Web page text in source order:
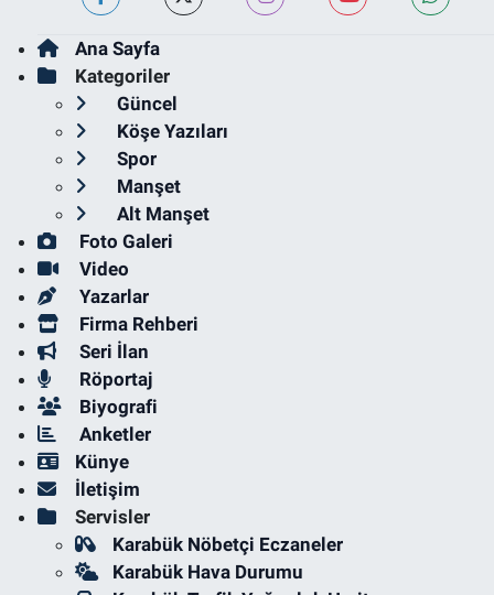
Ana Sayfa
Kategoriler
Güncel
Köşe Yazıları
Spor
Manşet
Alt Manşet
Foto Galeri
Video
Yazarlar
Firma Rehberi
Seri İlan
Röportaj
Biyografi
Anketler
Künye
İletişim
Servisler
Karabük Nöbetçi Eczaneler
Karabük Hava Durumu